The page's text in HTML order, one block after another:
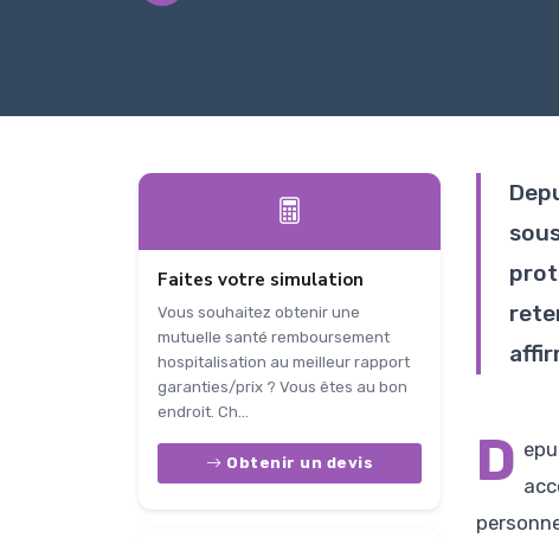
Faites votre simulation
Vous souhaitez obtenir une
mutuelle santé remboursement
hospitalisation au meilleur rapport
garanties/prix ? Vous êtes au bon
endroit. Ch...
Obtenir un devis D